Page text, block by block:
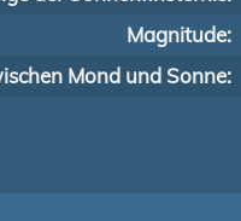
Magnitude:
Mond und Sonne: